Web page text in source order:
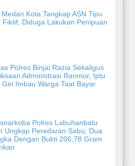
Medan Kota Tangkap ASN Tipu
Fiktif, Diduga Lakukan Penipuan
Polres Binjai Razia Sekaligus
Administrasi Ranmor, Iptu
Imbau Warga Taat Bayar
Polres Labuhanbatu
Ungkap Peredaran Sabu, Dua
Dengan Bukti 206,78 Gram